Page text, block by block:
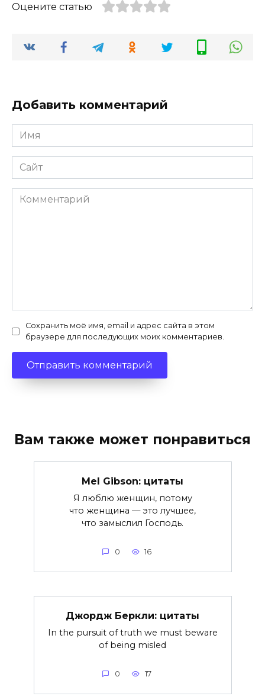
Оцените статью
Добавить комментарий
Имя
*
Сайт
Комментарий
Сохранить моё имя, email и адрес сайта в этом
браузере для последующих моих комментариев.
Вам также может понравиться
Mel Gibson: цитаты
Я люблю женщин, потому
что женщина — это лучшее,
что замыслил Господь.
0 16
Джoрдж Беркли: цитаты
In the pursuit of truth we must beware
of being misled
0 17